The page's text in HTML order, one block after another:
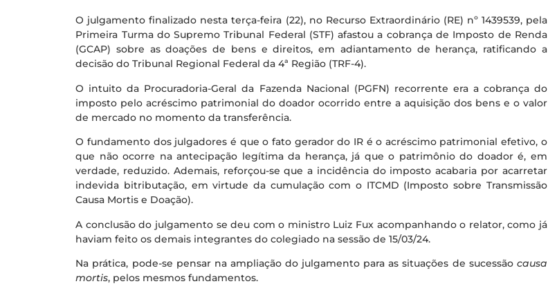
O julgamento finalizado nesta terça-feira (22), no Recurso Extraordinário (RE) nº 1439539, pela
Primeira Turma do Supremo Tribunal Federal (STF) afastou a cobrança de Imposto de Renda
(GCAP) sobre as doações de bens e direitos, em adiantamento de herança, ratificando a
decisão do Tribunal Regional Federal da 4ª Região (TRF-4).
O intuito da Procuradoria-Geral da Fazenda Nacional (PGFN) recorrente era a cobrança do
imposto pelo acréscimo patrimonial do doador ocorrido entre a aquisição dos bens e o valor
de mercado no momento da transferência.
O fundamento dos julgadores é que o fato gerador do IR é o acréscimo patrimonial efetivo, o
que não ocorre na antecipação legítima da herança, já que o patrimônio do doador é, em
verdade, reduzido. Ademais, reforçou-se que a incidência do imposto acabaria por acarretar
indevida bitributação, em virtude da cumulação com o ITCMD (Imposto sobre Transmissão
Causa Mortis e Doação).
A conclusão do julgamento se deu com o ministro Luiz Fux acompanhando o relator, como já
haviam feito os demais integrantes do colegiado na sessão de 15/03/24.
Na prática, pode-se pensar na ampliação do julgamento para as situações de sucessão causa
mortis, pelos mesmos fundamentos.